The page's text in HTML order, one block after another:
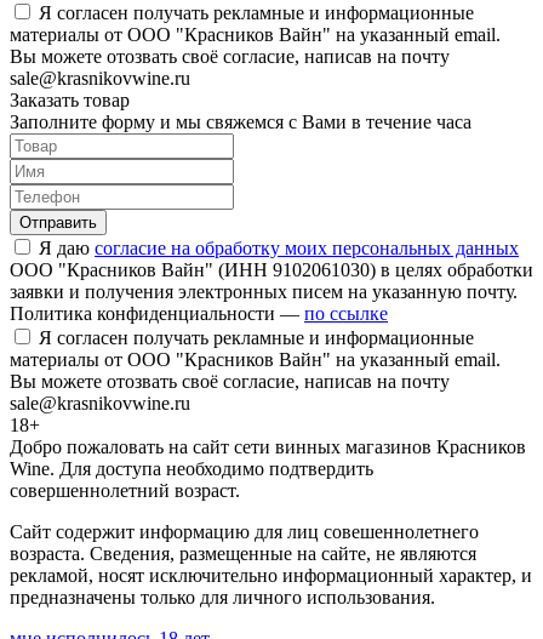
Я согласен получать рекламные и информационные
материалы от ООО "Красников Вайн" на указанный email.
Вы можете отозвать своё согласие, написав на почту
sale@krasnikovwine.ru
Заказать товар
Заполните форму и мы свяжемся с Вами в течение часа
Отправить
Я даю согласие на обработку моих персональных данных
ООО "Красников Вайн" (ИНН 9102061030) в целях обработки
заявки и получения электронных писем на указанную почту.
Политика конфиденциальности — по ссылке
Я согласен получать рекламные и информационные
материалы от ООО "Красников Вайн" на указанный email.
Вы можете отозвать своё согласие, написав на почту
sale@krasnikovwine.ru
18+
Добро пожаловать на сайт сети винных магазинов Красников
Wine. Для доступа необходимо подтвердить
совершеннолетний возраст.
Сайт содержит информацию для лиц совешеннолетнего
возраста. Сведения, размещенные на сайте, не являются
рекламой, носят исключительно информационный характер, и
предназначены только для личного использования.